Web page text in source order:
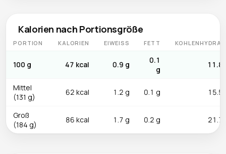
Kalorien nach Portionsgröße
PORTION KALORIEN EIWEISS FETT
100 g 47 kcal 0.9 g
0.1
g
11.8
Mittel
(131 g)
62 kcal 1.2 g 0.1 g 15.5
Groß
(184 g)
86 kcal 1.7 g 0.2 g 21.7